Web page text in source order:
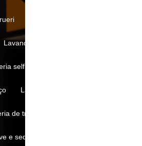
Lavanderia self service com lava e seca
self service mais próxima
Lavanderia self service próximo a mim
de travesseiros em Barueri
e seque lavanderia